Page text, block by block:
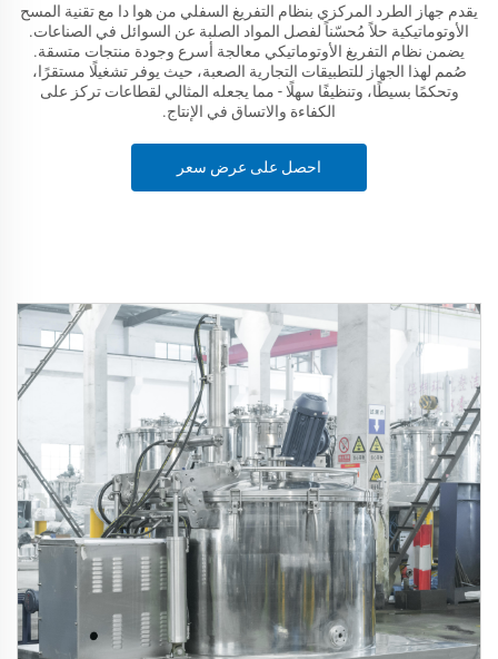
يقدم جهاز الطرد المركزي بنظام التفريغ السفلي من هوا دا مع تقنية المسح
الأوتوماتيكية حلاً مُحسّناً لفصل المواد الصلبة عن السوائل في الصناعات.
يضمن نظام التفريغ الأوتوماتيكي معالجة أسرع وجودة منتجات متسقة.
صُمم لهذا الجهاز للتطبيقات التجارية الصعبة، حيث يوفر تشغيلًا مستقرًا،
وتحكمًا بسيطًا، وتنظيفًا سهلًا - مما يجعله المثالي لقطاعات تركز على
الكفاءة والاتساق في الإنتاج.
احصل على عرض سعر